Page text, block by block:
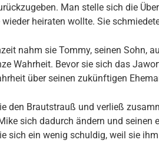
Man stelle sich die
heiraten wollte. Sie
nahm sie Tommy, seinen Sohn,
Wahrheit. Bevor sie sich das
über seinen zukünftigen
den Brautstrauß und verließ
sich dadurch ändern und seinen
sich ein wenig schuldig, weil sie